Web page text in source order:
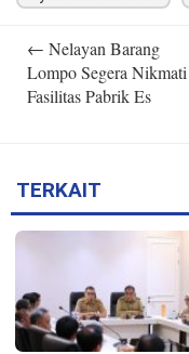
navigation
← Nelayan Barang
Lompo Segera Nikmati
Fasilitas Pabrik Es
TERKAIT